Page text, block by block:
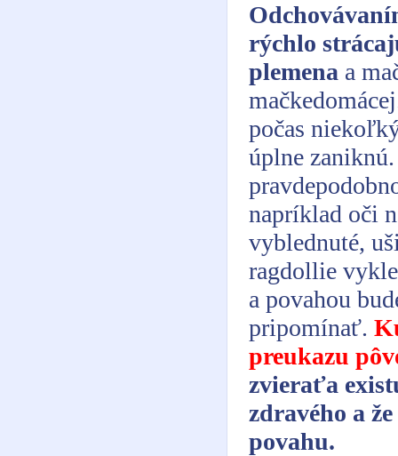
rýchlo
plemena a
počas
úplne
napríklad oči
vyblednuté,
ragdollie
a povahou
pripomínať.
preukazu
zvieraťa
zdravého a
povahu.